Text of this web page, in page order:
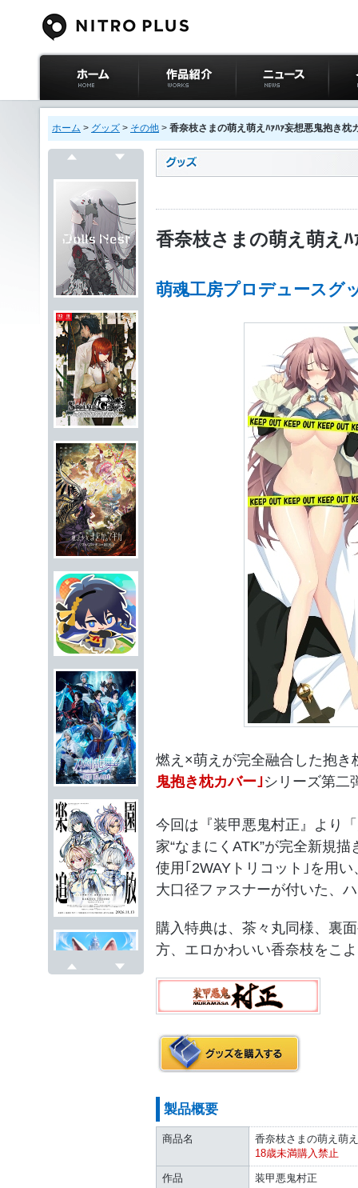
ニトロプラス公式
サイト ホーム
作品紹介 ニュース イベ
ホーム > グッズ > その他 > 香奈枝さまの萌え萌えﾊｧﾊｧ妄想悪鬼抱き枕
香奈枝さまの萌え萌え
萌魂工房プロデュースグ
燃え×萌えが完全融合した抱き
鬼抱き枕カバー｣ シリーズ第二
今回は『装甲悪鬼村正』より
家“なまにくATK”が完全新規
使用｢2WAYトリコット｣を用
大口径ファスナーが付いた、
購入特典は、茶々丸同様、裏
方、エロかわいい香奈枝をこ
製品概要
商品名
香奈枝さまの萌え萌
18歳未満購入禁止
作品 装甲悪鬼村正